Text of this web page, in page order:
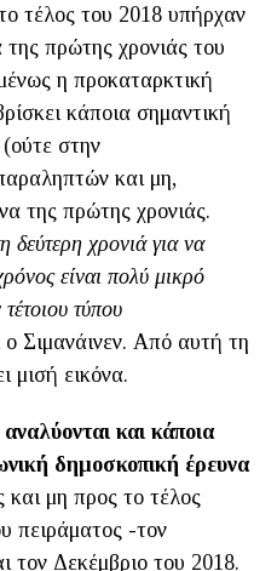
τέλος του 2018 υπήρχαν
της πρώτης χρονιάς του
η προκαταρκτική
κάποια σημαντική
στην
και μη,
της πρώτης χρονιάς.
δεύτερη χρονιά για να
είναι πολύ μικρό
τύπου
ο Σιμανάινεν. Από αυτή τη
μισή εικόνα.
και κάποια
δημοσκοπική έρευνα
και μη προς το τέλος
πειράματος -τον
τον Δεκέμβριο του 2018.